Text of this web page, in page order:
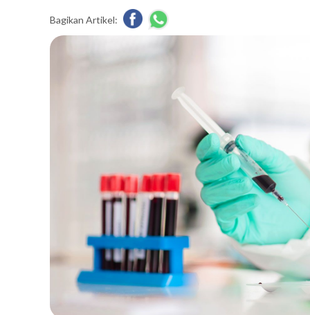
Bagikan Artikel: